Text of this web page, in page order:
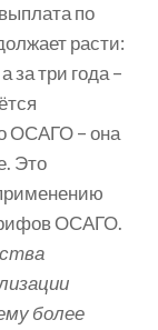
по
расти:
за три года –
ОСАГО – она
Это
ОСАГО.
более